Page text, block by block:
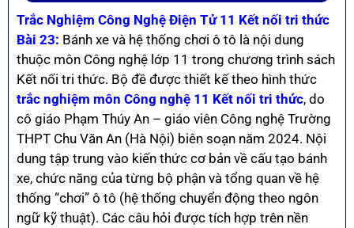
Trắc Nghiệm Công Nghệ Điện Tử 11 Kết nối tri thức
Bài 23: Bánh xe và hệ thống chơi ô tô là nội dung
thuộc môn Công nghệ lớp 11 trong chương trình sách
Kết nối tri thức. Bộ đề được thiết kế theo hình thức
trắc nghiệm môn Công nghệ 11 Kết nối tri thức, do
cô giáo Phạm Thúy An – giáo viên Công nghệ Trường
THPT Chu Văn An (Hà Nội) biên soạn năm 2024. Nội
dung tập trung vào kiến thức cơ bản về cấu tạo bánh
xe, chức năng của từng bộ phận và tổng quan về hệ
thống “chơi” ô tô (hệ thống chuyển động theo ngôn
ngữ kỹ thuật). Các câu hỏi được tích hợp trên nền